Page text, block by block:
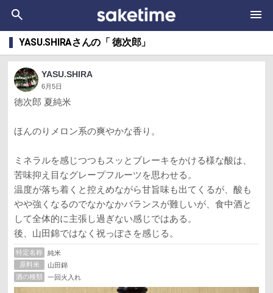
YASU.SHIRAさんの「 徳次郎」
YASU.SHIRA
6月5日
徳次郎 夏純米
ほんのりメロン系の爽やかな香り。
ミネラルを感じつつもスッとブレーキをかける様な酸は、
苦味抑え目なグレープフルーツを思わせる。
温度が落ち着くと控えめながら甘旨味も出てくるが、酸も
やや強くなるのでなかなかバランスが難しいが、食中酒と
して全体的に主張し過ぎない感じではある。
後、山田錦ではなく祝っぽさを感じる。
特定名称
純米
原料米
山田錦
酒の種類
一回火入れ